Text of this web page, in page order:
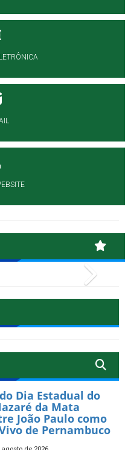
Dia Estadual do
da Mata
João Paulo como
de Pernambuco